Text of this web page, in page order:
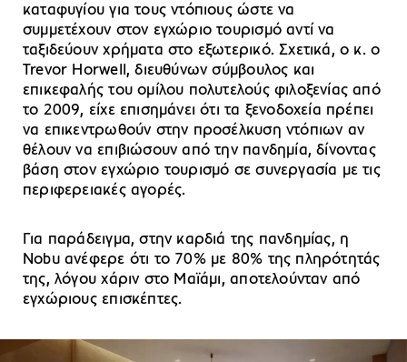
καταφυγίου για τους ντόπιους ώστε να
συμμετέχουν στον εγχώριο τουρισμό αντί να
ταξιδεύουν χρήματα στο εξωτερικό. Σχετικά, ο κ. ο
Trevor Horwell, διευθύνων σύμβουλος και
επικεφαλής του ομίλου πολυτελούς φιλοξενίας από
το 2009, είχε επισημάνει ότι τα ξενοδοχεία πρέπει
να επικεντρωθούν στην προσέλκυση ντόπιων αν
θέλουν να επιβιώσουν από την πανδημία, δίνοντας
βάση στον εγχώριο τουρισμό σε συνεργασία με τις
περιφερειακές αγορές.
Για παράδειγμα, στην καρδιά της πανδημίας, η
Nobu ανέφερε ότι το 70% με 80% της πληρότητάς
της, λόγου χάριν στο Μαϊάμι, αποτελούνταν από
εγχώριους επισκέπτες.